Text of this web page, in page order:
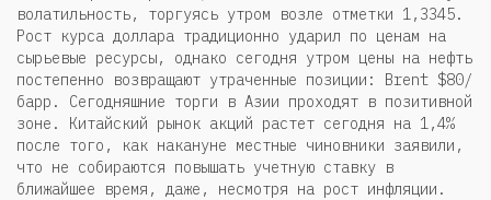
волатильность, торгуясь утром возле отметки 1,3345.
Рост курса доллара традиционно ударил по ценам на
сырьевые ресурсы, однако сегодня утром цены на нефть
постепенно возвращают утраченные позиции: Brent $80/
барр. Сегодняшние торги в Азии проходят в позитивной
зоне. Китайский рынок акций растет сегодня на 1,4%
после того, как накануне местные чиновники заявили,
что не собираются повышать учетную ставку в
ближайшее время, даже, несмотря на рост инфляции.